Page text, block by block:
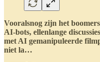
Vooralsnog zijn het
AI-bots, ellenlange
met AI gemanipuleerde
niet la…